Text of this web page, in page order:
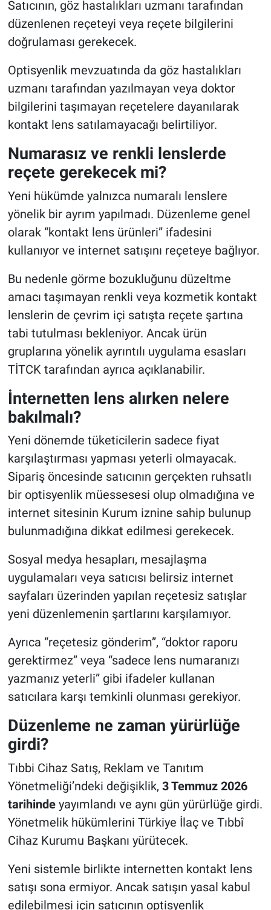
Satıcının, göz hastalıkları uzmanı tarafından
düzenlenen reçeteyi veya reçete bilgilerini
doğrulaması gerekecek.
Optisyenlik mevzuatında da göz hastalıkları
uzmanı tarafından yazılmayan veya doktor
bilgilerini taşımayan reçetelere dayanılarak
kontakt lens satılamayacağı belirtiliyor.
Numarasız ve renkli lenslerde
reçete gerekecek mi?
Yeni hükümde yalnızca numaralı lenslere
yönelik bir ayrım yapılmadı. Düzenleme genel
olarak “kontakt lens ürünleri” ifadesini
kullanıyor ve internet satışını reçeteye bağlıyor.
Bu nedenle görme bozukluğunu düzeltme
amacı taşımayan renkli veya kozmetik kontakt
lenslerin de çevrim içi satışta reçete şartına
tabi tutulması bekleniyor. Ancak ürün
gruplarına yönelik ayrıntılı uygulama esasları
TİTCK tarafından ayrıca açıklanabilir.
İnternetten lens alırken nelere
bakılmalı?
Yeni dönemde tüketicilerin sadece fiyat
karşılaştırması yapması yeterli olmayacak.
Sipariş öncesinde satıcının gerçekten ruhsatlı
bir optisyenlik müessesesi olup olmadığına ve
internet sitesinin Kurum iznine sahip bulunup
bulunmadığına dikkat edilmesi gerekecek.
Sosyal medya hesapları, mesajlaşma
uygulamaları veya satıcısı belirsiz internet
sayfaları üzerinden yapılan reçetesiz satışlar
yeni düzenlemenin şartlarını karşılamıyor.
Ayrıca “reçetesiz gönderim”, “doktor raporu
gerektirmez” veya “sadece lens numaranızı
yazmanız yeterli” gibi ifadeler kullanan
satıcılara karşı temkinli olunması gerekiyor.
Düzenleme ne zaman yürürlüğe
girdi?
Tıbbi Cihaz Satış, Reklam ve Tanıtım
Yönetmeliği’ndeki değişiklik, 3 Temmuz 2026
tarihindeyayımlandı ve aynı gün yürürlüğe girdi.
Yönetmelik hükümlerini Türkiye İlaç ve Tıbbî
Cihaz Kurumu Başkanı yürütecek.
Yeni sistemle birlikte internetten kontakt lens
satışı sona ermiyor. Ancak satışın yasal kabul
edilebilmesi için satıcının optisyenlik